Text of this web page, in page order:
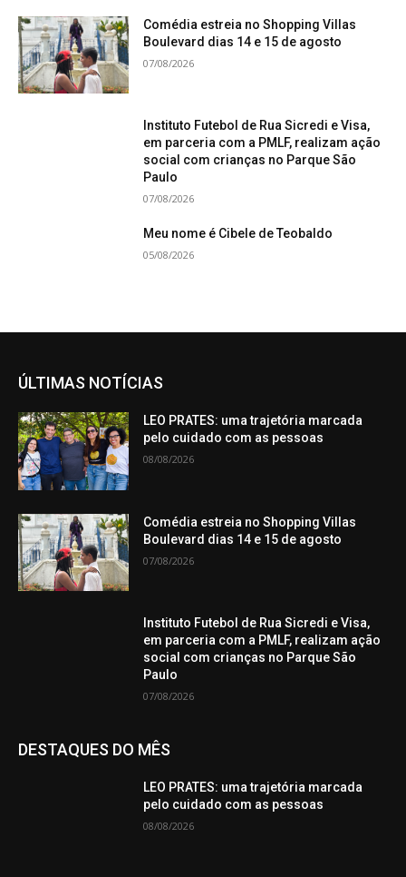
Comédia estreia no Shopping Villas
Boulevard dias 14 e 15 de agosto
07/08/2026
Instituto Futebol de Rua Sicredi e Visa,
em parceria com a PMLF, realizam ação
social com crianças no Parque São
Paulo
07/08/2026
Meu nome é Cibele de Teobaldo
05/08/2026
ÚLTIMAS NOTÍCIAS
LEO PRATES: uma trajetória marcada
pelo cuidado com as pessoas
08/08/2026
Comédia estreia no Shopping Villas
Boulevard dias 14 e 15 de agosto
07/08/2026
Instituto Futebol de Rua Sicredi e Visa,
em parceria com a PMLF, realizam ação
social com crianças no Parque São
Paulo
07/08/2026
DESTAQUES DO MÊS
LEO PRATES: uma trajetória marcada
pelo cuidado com as pessoas
08/08/2026